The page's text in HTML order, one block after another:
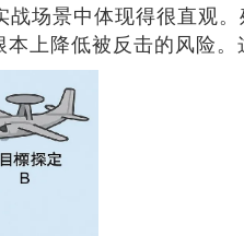
战场景中体现得很直观
上降低被反击的风险